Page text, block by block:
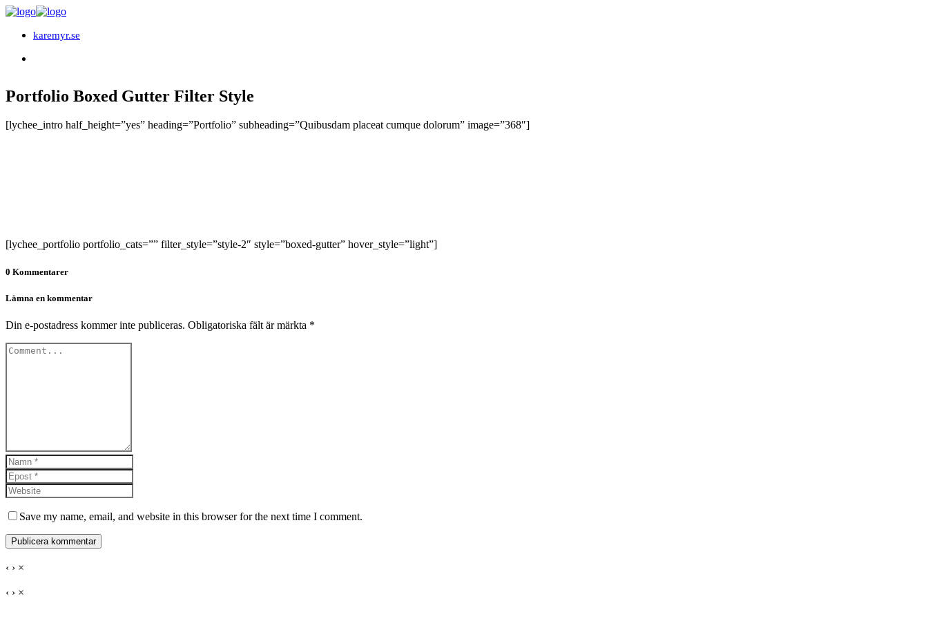
karemyr.se
Portfolio Boxed Gutter Filter Style
[lychee_intro half_height=”yes” heading=”Portfolio” subheading=”Quibusdam placeat cumque dolorum” image=”368″]
[lychee_portfolio portfolio_cats=”” filter_style=”style-2″ style=”boxed-gutter” hover_style=”light”]
0 Kommentarer
Lämna en kommentar
Din e-postadress kommer inte publiceras. Obligatoriska fält är märkta *
Save my name, email, and website in this browser for the next time I comment.
‹ › ×
‹ › ×